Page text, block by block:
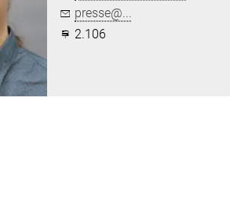
presse@...
2.106